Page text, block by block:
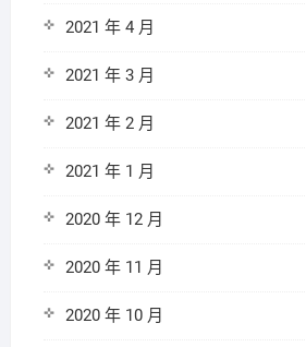
2021 年 4 月
2021 年 3 月
2021 年 2 月
2021 年 1 月
2020 年 12 月
2020 年 11 月
2020 年 10 月